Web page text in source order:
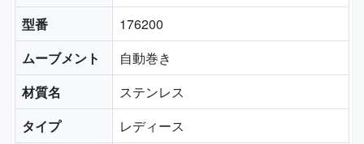
型番
176200
ムーブメント
自動巻き
材質名
ステンレス
タイプ
レディース